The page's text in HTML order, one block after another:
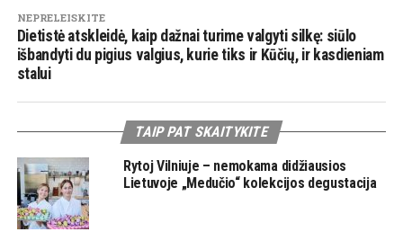
NEPRELEISKITE
Dietistė atskleidė, kaip dažnai turime valgyti silkę: siūlo
išbandyti du pigius valgius, kurie tiks ir Kūčių, ir kasdieniam
stalui
TAIP PAT SKAITYKITE
Rytoj Vilniuje – nemokama didžiausios
Lietuvoje „Medučio“ kolekcijos degustacija